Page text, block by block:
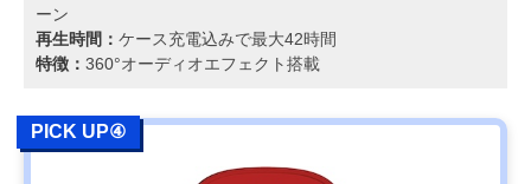
ーン
再生時間： ケース充電込みで最大42時間
特徴： 360°オーディオエフェクト搭載
PICK UP④